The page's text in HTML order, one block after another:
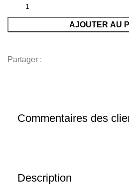
AJOUTER AU
Partager :
Description
Commentaires des